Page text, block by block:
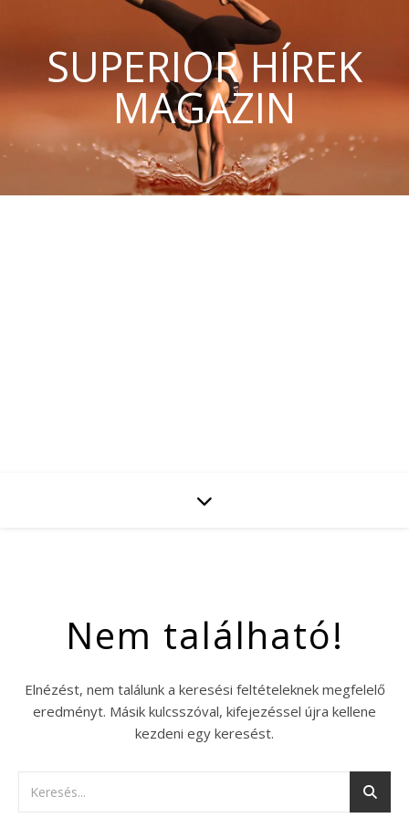
SUPERIOR HÍREK
MAGAZIN
Nem található!
Elnézést, nem találunk a keresési feltételeknek megfelelő
eredményt. Másik kulcsszóval, kifejezéssel újra kellene
kezdeni egy keresést.